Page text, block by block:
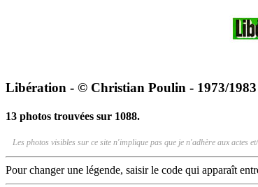
Libération - © Christian Poulin - 1973/1983
13 photos trouvées sur 1088.
Les photos visibles sur ce site n'implique pas que je n'adhère aux actes
Pour changer une légende, saisir le code qui apparaît